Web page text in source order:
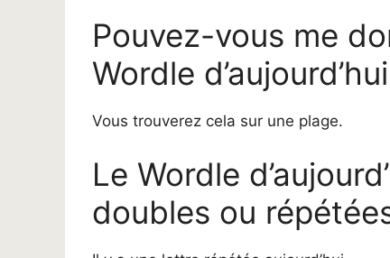
Pouvez-vous me
Wordle
Vous trouverez cela sur une plage.
Le Wordle
doubles ou